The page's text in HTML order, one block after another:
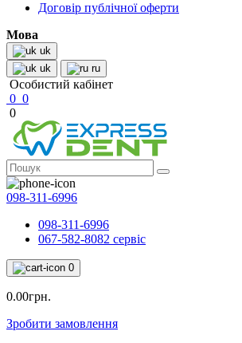
Договір публічної оферти
Мова
uk
uk
ru
Особистий кабінет
0 0
0
098-311-6996
098-311-6996
067-582-8082 сервіс
0
0.00грн.
Зробити замовлення